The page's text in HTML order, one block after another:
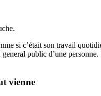
si c’était son travail
public d’une
vienne